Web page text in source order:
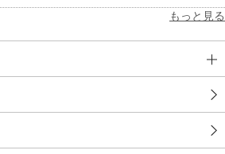
もっと見る